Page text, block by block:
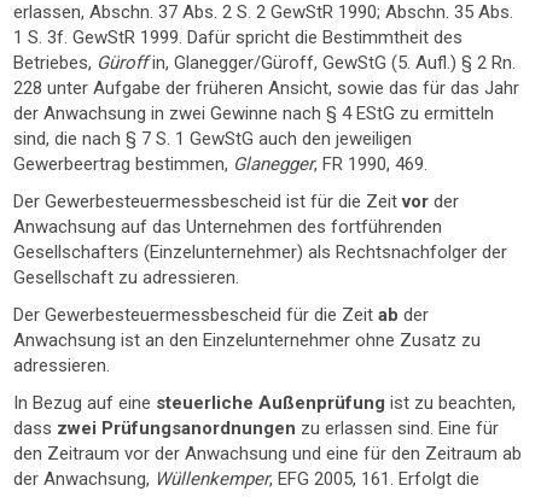
erlassen, Abschn. 37 Abs. 2 S. 2 GewStR 1990; Abschn. 35 Abs.
1 S. 3f. GewStR 1999. Dafür spricht die Bestimmtheit des
Betriebes, Güroffin, Glanegger/Güroff, GewStG (5. Aufl.) § 2 Rn.
228 unter Aufgabe der früheren Ansicht, sowie das für das Jahr
der Anwachsung in zwei Gewinne nach § 4 EStG zu ermitteln
sind, die nach § 7 S. 1 GewStG auch den jeweiligen
Gewerbeertrag bestimmen, Glanegger, FR 1990, 469.
Der Gewerbesteuermessbescheid ist für die Zeitvorder
Anwachsung auf das Unternehmen des fortführenden
Gesellschafters (Einzelunternehmer) als Rechtsnachfolger der
Gesellschaft zu adressieren.
Der Gewerbesteuermessbescheid für die Zeitab der
Anwachsung ist an den Einzelunternehmer ohne Zusatz zu
adressieren.
In Bezug auf eine steuerliche Außenprüfung ist zu beachten,
dass zwei Prüfungsanordnungen zu erlassen sind. Eine für
den Zeitraum vor der Anwachsung und eine für den Zeitraum ab
der Anwachsung, Wüllenkemper, EFG 2005, 161. Erfolgt die